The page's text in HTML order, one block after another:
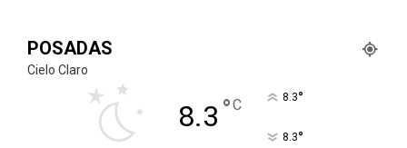
POSADAS
Cielo Claro
8.3 °C 8.3°
8.3°